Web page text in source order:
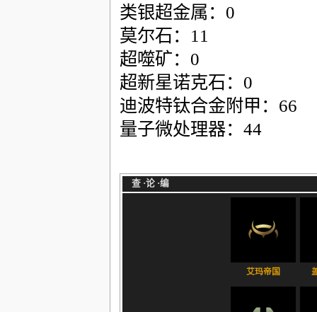
类银超金属：0
莫尔石：11
超噬矿：0
超新星诺克石：0
迪波特钛合金附甲：66
量子微处理器：44
查·论·编
艾玛帝国